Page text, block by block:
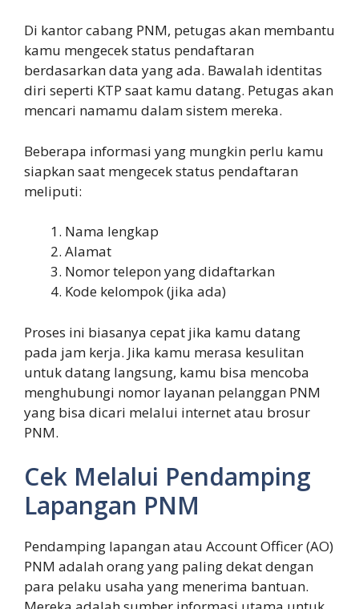
Di kantor cabang PNM, petugas akan membantu
kamu mengecek status pendaftaran
berdasarkan data yang ada. Bawalah identitas
diri seperti KTP saat kamu datang. Petugas akan
mencari namamu dalam sistem mereka.
Beberapa informasi yang mungkin perlu kamu
siapkan saat mengecek status pendaftaran
meliputi:
Nama lengkap
Alamat
Nomor telepon yang didaftarkan
Kode kelompok (jika ada)
Proses ini biasanya cepat jika kamu datang
pada jam kerja. Jika kamu merasa kesulitan
untuk datang langsung, kamu bisa mencoba
menghubungi nomor layanan pelanggan PNM
yang bisa dicari melalui internet atau brosur
PNM.
Cek Melalui Pendamping
Lapangan PNM
Pendamping lapangan atau Account Officer (AO)
PNM adalah orang yang paling dekat dengan
para pelaku usaha yang menerima bantuan.